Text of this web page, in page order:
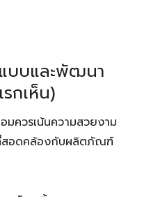
บบและพัฒนา
กเห็น)
มควรเน้นความสวยงาม
สอดคล้องกับผลิตภัณฑ์